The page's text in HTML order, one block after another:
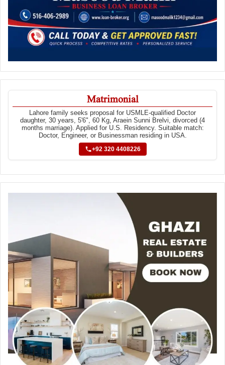
Matrimonial
Lahore family seeks proposal for USMLE-qualified Doctor
daughter, 30 years, 5'6", 60 Kg, Araein Sunni Brelvi, divorced (4
months marriage). Applied for U.S. Residency. Suitable match:
Doctor, Engineer, or Businessman residing in USA.
+92 320 4408226